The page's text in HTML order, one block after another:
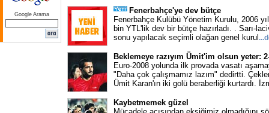
Google Arama
Fenerbahçe'ye dev bütçe
Fenerbahçe Kulübü Yönetim Kurulu, 2006
bin YTL'lik dev bir bütçe hazırladı. . Sarı-
sonu yapılacak seçimli olağan genel kurul ...
Beklemeye razıyım Ümit'im olsun yeter:
Euro-2008 yolunda ilk provada vasatı
"Daha çok çalışmamız lazım" dedirtti.
Ümit Karan'ın iki golü beraberliği kurtardı.
Kaybetmemek güzel